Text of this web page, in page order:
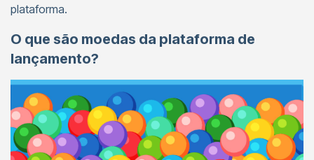
plataforma.
O que são moedas da plataforma de
lançamento?